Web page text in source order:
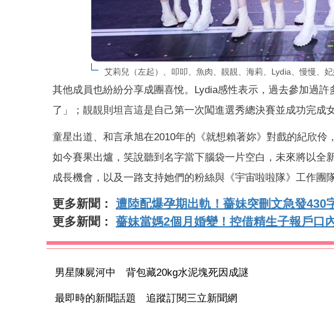
艾莉兒（左起）、叩叩、魚肉、靚靚、海莉、Lydia、慢慢、妃
其他成員也紛紛分享成團喜悅。Lydia感性表示，過去參加過
了」；靚靚則坦言這是自己第一次闖進選秀總決賽並成功完成
童星出道、和言承旭在2010年的《就想賴著妳》對戲的紀欣伶
如今賽果出爐，笑說聽到名字當下腦袋一片空白，未來將以全
成長機會，以及一路支持她們的粉絲與《宇宙啦啦隊》工作團隊
更多新聞： 遭陸配爆孕期出軌！薔妹突刪文急發430
更多新聞： 薔妹當媽2個月婚變！控借精生子報戶
男星陳屍河中 背包藏20kg水泥塊死因成謎
最即時的新聞話題 追蹤訂閱三立新聞網